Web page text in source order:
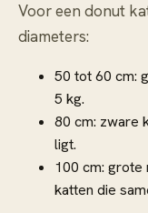
Voor een donut
diameters:
50 tot 60 cm:
5 kg.
80 cm: zware
ligt.
100 cm: grote
katten die